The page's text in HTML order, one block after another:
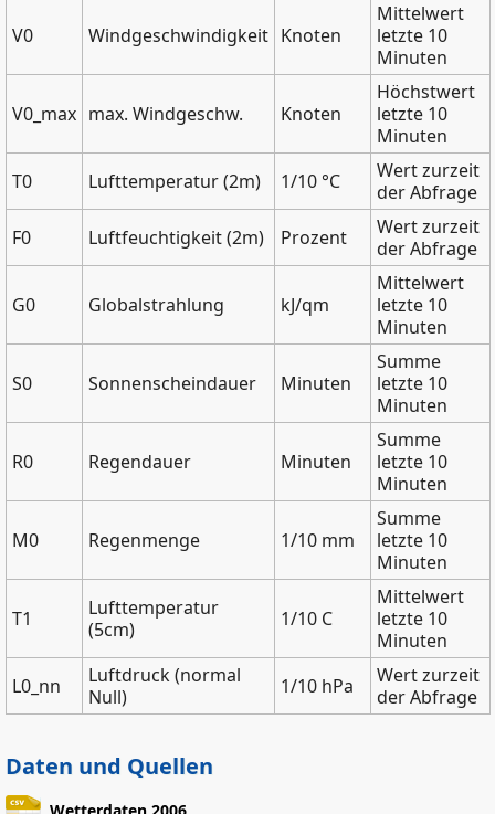
V0 Windgeschwindigkeit Knoten
Mittelwert
letzte 10
Minuten
V0_max max. Windgeschw. Knoten
Höchstwert
letzte 10
Minuten
T0
Lufttemperatur (2m) 1/10 °C
Wert zurzeit
der Abfrage
F0
Luftfeuchtigkeit (2m) Prozent
Wert zurzeit
der Abfrage
G0 Globalstrahlung kJ/qm
Mittelwert
letzte 10
Minuten
S0 Sonnenscheindauer Minuten
Summe
letzte 10
Minuten
R0 Regendauer Minuten
Summe
letzte 10
Minuten
M0 Regenmenge 1/10 mm
Summe
letzte 10
Minuten
T1
Lufttemperatur
(5cm)
1/10 C
Mittelwert
letzte 10
Minuten
L0_nn
Luftdruck (normal
Null)
1/10 hPa
Wert zurzeit
der Abfrage
Daten und Quellen